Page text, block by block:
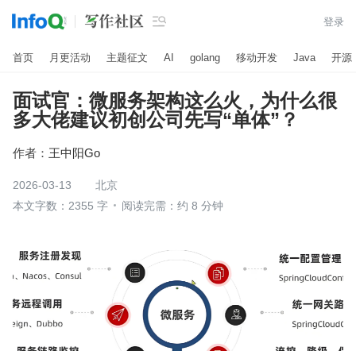
 登录
首页 月更活动 主题征文 AI golang 移动开发 Java 开源
面试官：微服务架构这么火，为什么很
多大佬建议初创公司先写“单体”？
作者： 王中阳Go
2026-03-13
北京
本文字数：2355 字
阅读完需：约 8 分钟